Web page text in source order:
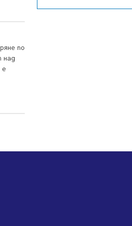
по
над
е
06.08.2026, 07:51